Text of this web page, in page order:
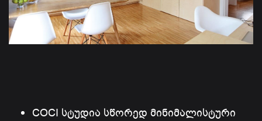
COCI სტუდია სწორედ მინიმალისტური